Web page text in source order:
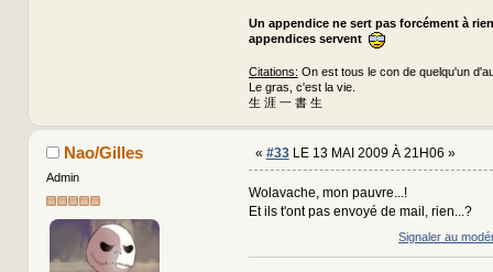
Un appendice ne sert pas forcément à
appendices servent
Citations: On est tous le con de quelqu'un
Le gras, c'est la vie.
生 涯 一 書 生
Nao/Gilles
Admin
« #33LE 13 MAI 2009 À 21H06 »
Wolavache, mon pauvre...!
Et ils t'ont pas envoyé de mail, rien...?
Signaler au